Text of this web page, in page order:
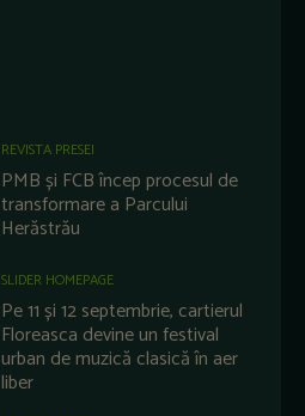
REVISTA PRESEI
PMB și FCB încep procesul de
transformare a Parcului
Herăstrău
SLIDER HOMEPAGE
Pe 11 și 12 septembrie, cartierul
Floreasca devine un festival
urban de muzică clasică în aer
liber